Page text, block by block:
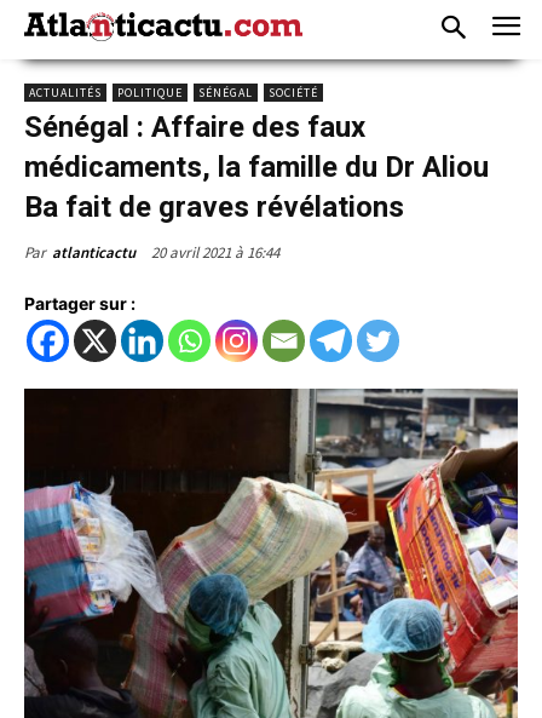
ACTUALITÉS POLITIQUE SÉNÉGAL SOCIÉTÉ
Sénégal : Affaire des faux
médicaments, la famille du Dr Aliou
Ba fait de graves révélations
Par atlanticactu 20 avril 2021 à 16:44
Partager sur :